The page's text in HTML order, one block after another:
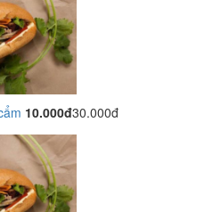
10.000đ30.000đ